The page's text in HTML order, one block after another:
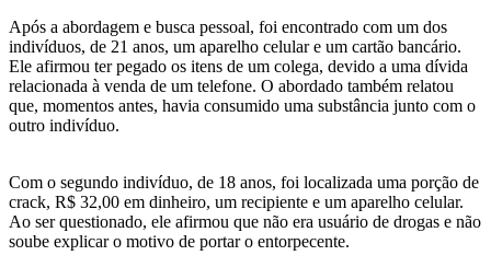
Após a abordagem e busca pessoal, foi encontrado com um dos
indivíduos, de 21 anos, um aparelho celular e um cartão bancário.
Ele afirmou ter pegado os itens de um colega, devido a uma dívida
relacionada à venda de um telefone. O abordado também relatou
que, momentos antes, havia consumido uma substância junto com o
outro indivíduo.
Com o segundo indivíduo, de 18 anos, foi localizada uma porção de
crack, R$ 32,00 em dinheiro, um recipiente e um aparelho celular.
Ao ser questionado, ele afirmou que não era usuário de drogas e não
soube explicar o motivo de portar o entorpecente.